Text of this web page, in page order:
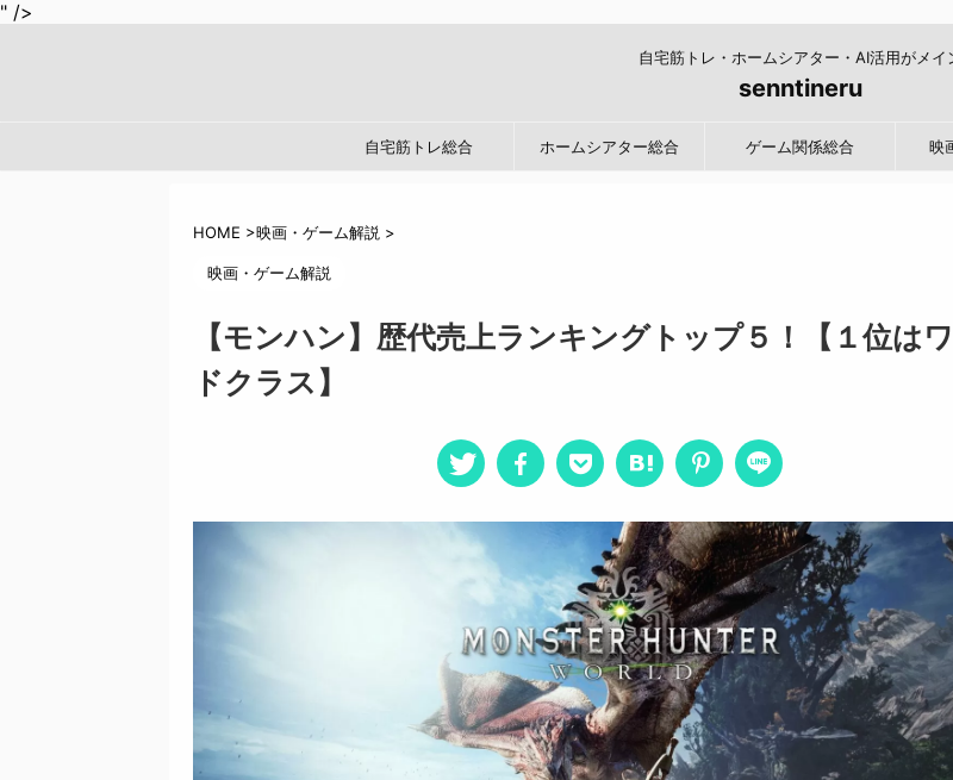
" />
自宅筋トレ・ホームシアター・AI活用がメイ
senntineru
自宅筋トレ総合 ホームシアター総合 ゲーム関係総合 映
HOME >映画・ゲーム解説 >
映画・ゲーム解説
【モンハン】歴代売上ランキングトップ５！【１位は
ドクラス】